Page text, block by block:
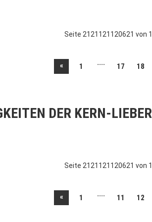
Seite 2121121120621 von
« 1 .... 17 18
DER KERN-
Seite 2121121120621 von
« 1 .... 11 12